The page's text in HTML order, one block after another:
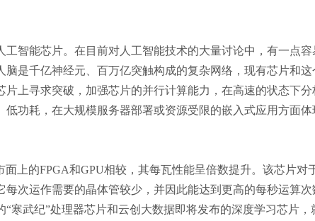
智能芯片。在目前对人工智能技术的大量讨论中，有一点容
脑是千亿神经元、百万亿突触构成的复杂网络，现有芯片和
片上寻求突破，加强芯片的并行计算能力，在高速的状态下分
低功耗，在大规模服务器部署或资源受限的嵌入式应用方面
的FPGA和GPU相较，其每瓦性能呈倍数提升。该芯片对
次运作需要的晶体管较少，并因此能达到更高的每秒运算次
寒武纪”处理器芯片和云创大数据即将发布的深度学习芯片，